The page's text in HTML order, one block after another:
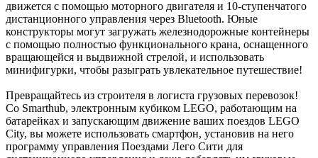
движется с помощью моторного двигателя и 10-ступенчатого
дистанционного управления через Bluetooth. Юные
конструкторы могут загружать железнодорожные контейнеры
с помощью полностью функционального крана, оснащенного
ращающейся и выдвижной стрелой, и использовать
минифигурки, чтобы разыграть увлекательное путешествие!
Превращайтесь из строителя в логиста грузовых перевозок!
Со Smarthub, электронным кубиком LEGO, работающим на
атарейках и запускающим движение ваших поездов LEGO
City, вы можете использовать смартфон, установив на него
программу управления Поездами Лего Сити для